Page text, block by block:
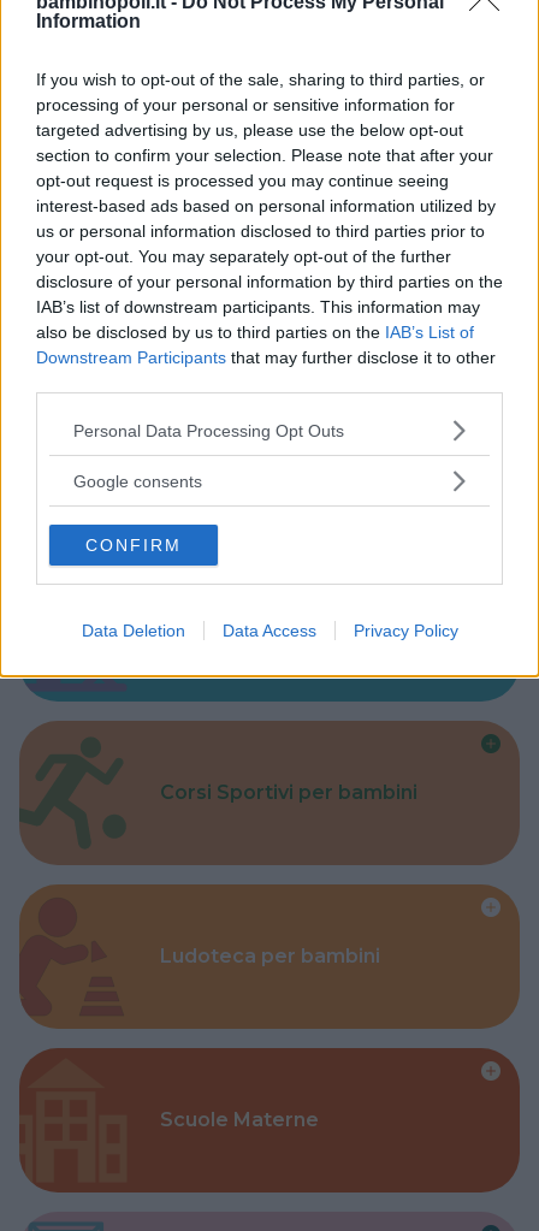
Information
If you wish to opt-out of the sale, sharing to third parties, or
processing of your personal or sensitive information for
targeted advertising by us, please use the below opt-out
section to confirm your selection. Please note that after your
opt-out request is processed you may continue seeing
interest-based ads based on personal information utilized by
us or personal information disclosed to third parties prior to
your opt-out. You may separately opt-out of the further
disclosure of your personal information by third parties on the
IAB’s list of downstream participants. This information may
also be disclosed by us to third parties on the IAB’s List of
Downstream Participants that may further disclose it to other
Please note that this website/app uses one or more Google
not limited to your visit or usage behaviour. You may click to
use your data for below specified purposes in below Google
consent section.
Personal Data Processing Opt Outs
Google consents
CONFIRM
Data Deletion Data Access Privacy Policy
Feste
Kinderheim
Parchi
Corsi Sportivi per bambini
Ludoteca per bambini
Scuole Materne